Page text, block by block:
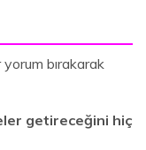
bırakarak
getireceğini hiç